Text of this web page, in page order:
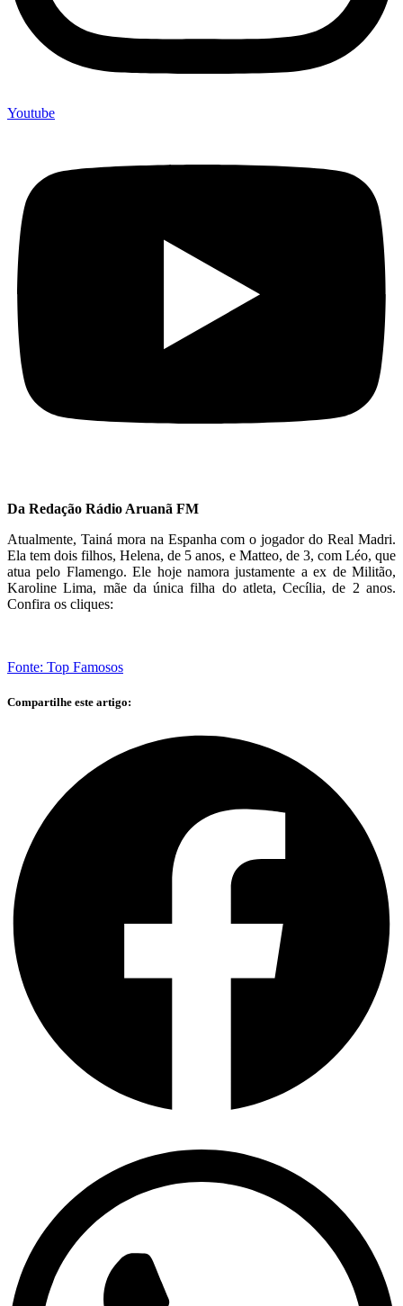
Youtube
Da Redação Rádio Aruanã FM
Atualmente, Tainá mora na Espanha com o jogador do Real Madri.
Ela tem dois filhos, Helena, de 5 anos, e Matteo, de 3, com Léo, que
atua pelo Flamengo. Ele hoje namora justamente a ex de Militão,
Karoline Lima, mãe da única filha do atleta, Cecília, de 2 anos.
Confira os cliques:
Fonte: Top Famosos
Compartilhe este artigo: